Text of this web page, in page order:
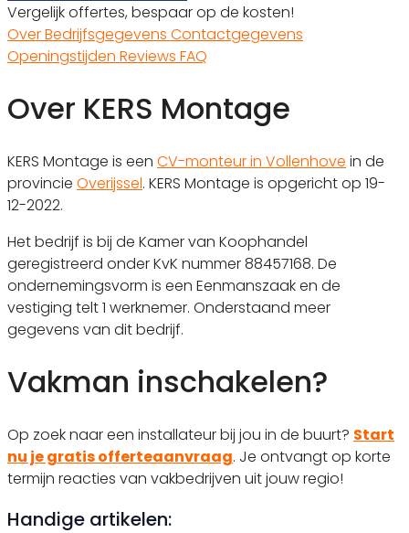
Vergelijk offertes, bespaar op de kosten!
OverBedrijfsgegevens Contactgegevens
Openingstijden Reviews FAQ
Over KERS Montage
KERS Montage is een CV-monteur in Vollenhove in de
provincie Overijssel. KERS Montage is opgericht op 19-
12-2022.
Het bedrijf is bij de Kamer van Koophandel
geregistreerd onder KvK nummer 88457168. De
ondernemingsvorm is een Eenmanszaak en de
vestiging telt 1 werknemer. Onderstaand meer
gegevens van dit bedrijf.
Vakman inschakelen?
Op zoek naar een installateur bij jou in de buurt? Start
nu je gratis offerteaanvraag. Je ontvangt op korte
termijn reacties van vakbedrijven uit jouw regio!
Handige artikelen: